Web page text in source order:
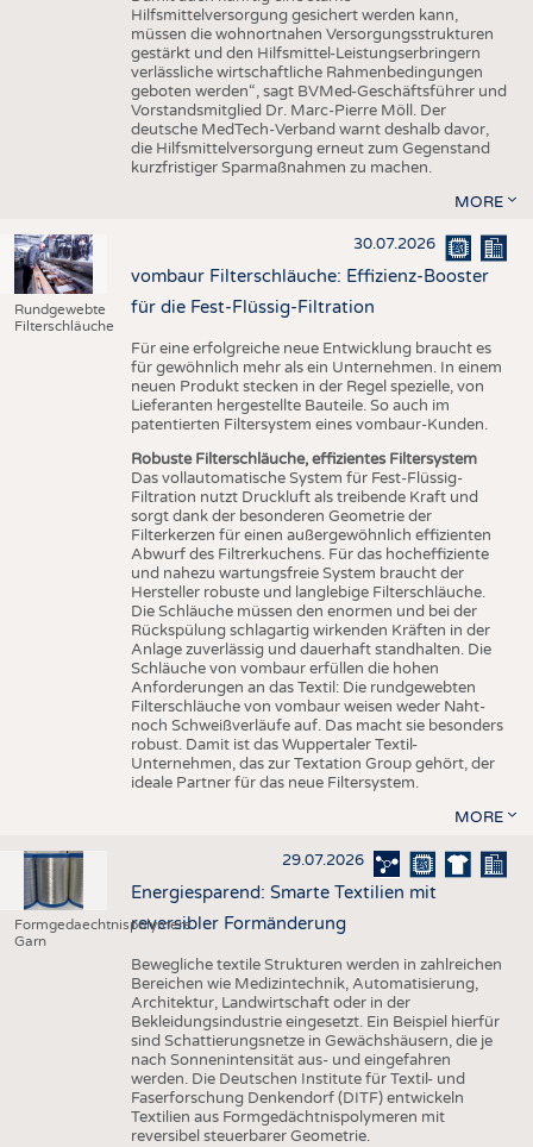
Hilfsmittelversorgung gesichert werden kann,
müssen die wohnortnahen Versorgungsstrukturen
gestärkt und den Hilfsmittel-Leistungserbringern
verlässliche wirtschaftliche Rahmenbedingungen
geboten werden“, sagt BVMed-Geschäftsführer und
Vorstandsmitglied Dr. Marc-Pierre Möll. Der
deutsche MedTech-Verband warnt deshalb davor,
die Hilfsmittelversorgung erneut zum Gegenstand
kurzfristiger Sparmaßnahmen zu machen.
MORE
Rundgewebte
Filterschläuche
30.07.2026
vombaur Filterschläuche: Effizienz-Booster
für die Fest-Flüssig-Filtration
Für eine erfolgreiche neue Entwicklung braucht es
für gewöhnlich mehr als ein Unternehmen. In einem
neuen Produkt stecken in der Regel spezielle, von
Lieferanten hergestellte Bauteile. So auch im
patentierten Filtersystem eines vombaur-Kunden.
Robuste Filterschläuche, effizientes Filtersystem
Das vollautomatische System für Fest-Flüssig-
Filtration nutzt Druckluft als treibende Kraft und
sorgt dank der besonderen Geometrie der
Filterkerzen für einen außergewöhnlich effizienten
Abwurf des Filtrerkuchens. Für das hocheffiziente
und nahezu wartungsfreie System braucht der
Hersteller robuste und langlebige Filterschläuche.
Die Schläuche müssen den enormen und bei der
Rückspülung schlagartig wirkenden Kräften in der
Anlage zuverlässig und dauerhaft standhalten. Die
Schläuche von vombaur erfüllen die hohen
Anforderungen an das Textil: Die rundgewebten
Filterschläuche von vombaur weisen weder Naht-
noch Schweißverläufe auf. Das macht sie besonders
robust. Damit ist das Wuppertaler Textil-
Unternehmen, das zur Textation Group gehört, der
ideale Partner für das neue Filtersystem.
MORE
Formgedaechtnispolymere
Garn
29.07.2026
Energiesparend: Smarte Textilien mit
reversibler Formänderung
Bewegliche textile Strukturen werden in zahlreichen
Bereichen wie Medizintechnik, Automatisierung,
Architektur, Landwirtschaft oder in der
Bekleidungsindustrie eingesetzt. Ein Beispiel hierfür
sind Schattierungsnetze in Gewächshäusern, die je
nach Sonnenintensität aus- und eingefahren
werden. Die Deutschen Institute für Textil- und
Faserforschung Denkendorf (DITF) entwickeln
Textilien aus Formgedächtnispolymeren mit
reversibel steuerbarer Geometrie.